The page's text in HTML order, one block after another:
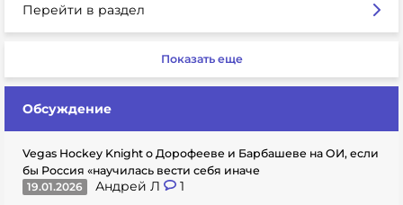
Перейти в раздел
Показать еще
Обсуждение
Vegas Hockey Knight о Дорофееве и Барбашеве на ОИ, если
бы Россия «научилась вести себя иначе
19.01.2026
Андрей Л 1